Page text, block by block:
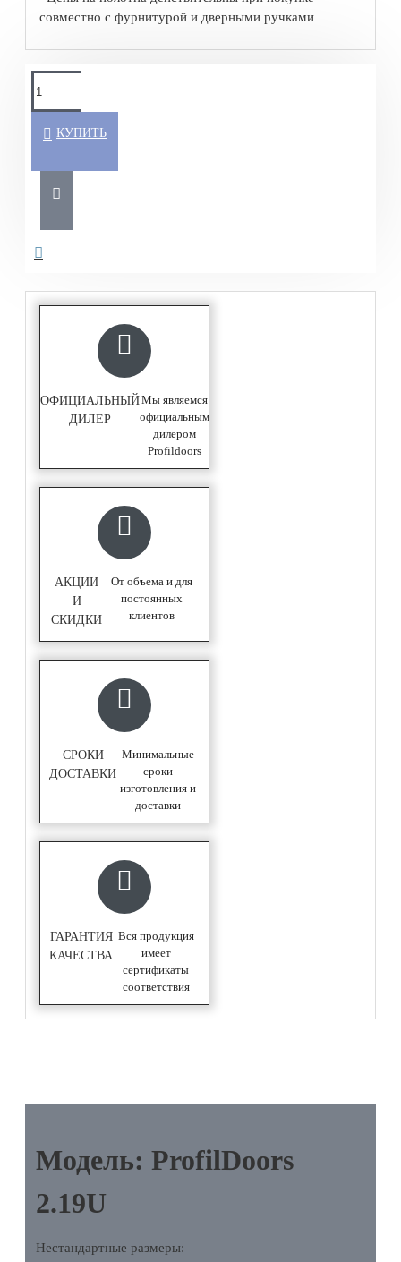
совместно с фурнитурой и дверными ручками
КУПИТЬ
ОФИЦИАЛЬНЫЙ
ДИЛЕР
Мы являемся
официальным
дилером
Profildoors
АКЦИИ
И
СКИДКИ
От объема и для
постоянных
клиентов
СРОКИ
ДОСТАВКИ
Минимальные
сроки
изготовления и
доставки
ГАРАНТИЯ
КАЧЕСТВА
Вся продукция
имеет
сертификаты
соответствия
Модель: ProfilDoors
2.19U
Нестандартные размеры: